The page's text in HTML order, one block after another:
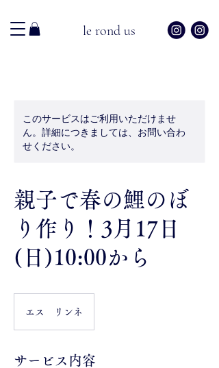
le rond us
このサービスはご利用いただけませ
ん。詳細につきましては、お問い合わ
せください。
親子で春の鯉のぼ
り作り！3月17日
(日)10:00から
エス リンネ
サービス内容